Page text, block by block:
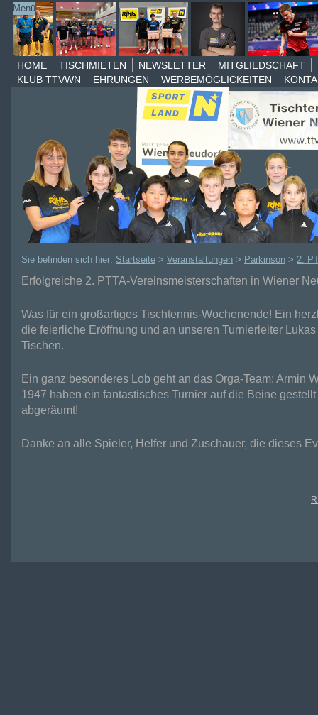
Menü
VERANSTALTUNGEN
RAIKA TEAM CUP
Hobbyturniere
Parkinson
Austria Meisterschaften
HOBBY Turnier Neudorfer
Woche
Vereinsmeisterschaften
Neudorf Challenge
YOUTH TEAM CUP
© byREDAXO
HOME TISCHMIETEN NEWSLETTER MITGLIEDSCHAFT
KLUB TTVWN
EHRUNGEN WERBEMÖGLICKEITEN
Sie befinden sich hier: Startseite > Veranstaltungen > Parkinson > 2.
Erfolgreiche 2. PTTA-Vereinsmeisterschaften in Wiener
Was für ein großartiges Tischtennis-Wochenende! Ein
die feierliche Eröffnung und an unseren Turnierleiter
Tischen.
Ein ganz besonderes Lob geht an das Orga-Team: Armin
1947 haben ein fantastisches Turnier auf die Beine
abgeräumt!
Danke an alle Spieler, Helfer und Zuschauer, die dieses